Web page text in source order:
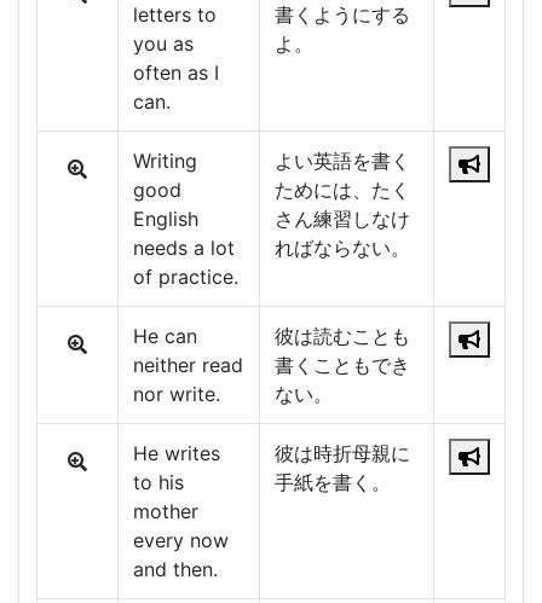
letters to
you as
often as I
can.
書くようにする
よ。
Writing
good
English
needs a lot
of practice.
よい英語を書く
ためには、たく
さん練習しなけ
ればならない。
He can
neither read
nor write.
彼は読むことも
書くこともでき
ない。
He writes
to his
mother
every now
and then.
彼は時折母親に
手紙を書く。